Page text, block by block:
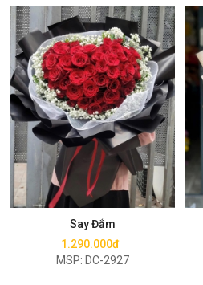
Say Đắm
1.290.000đ
MSP: DC-2927
Mua ngay